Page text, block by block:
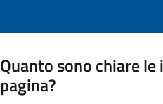
Quanto sono chiare
pagina?